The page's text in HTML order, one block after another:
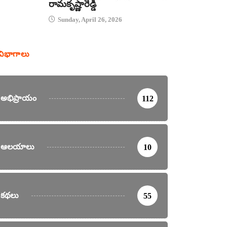
రామకృష్ణారెడ్డి
Sunday, April 26, 2026
అభిప్రాయం 112
ఆలయాలు 10
కథలు 55